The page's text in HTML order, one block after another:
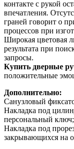
контакте с рукой
впечатления.
граней говорит о
процессов при
Широкая цветовая
результата при
запросы.
Купить дверные
положительные
Дополнительно:
Санузловый
Накладка под
персональный ключ;
Накладка под
закрывающихся на